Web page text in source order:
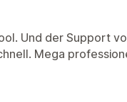
Und der Support
Mega